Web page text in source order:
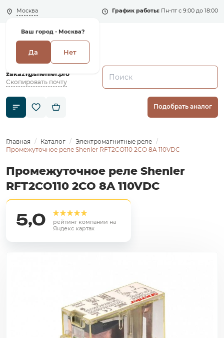
Москва
Ваш город - Москва?
Да Нет
График работы: Пн-пт с 9:00 до 18:00
+7 (495) 135-135-5
zakaz1@shenler.pro
Скопировать почту
Подобрать аналог
Главная Каталог
Электромагнитные реле
Промежуточное реле Shenler RFT2CO110 2CO 8A 110VDC
Промежуточное реле Shenler
RFT2CO110 2CO 8A 110VDC
5,0
рейтинг компании на
Яндекс картах